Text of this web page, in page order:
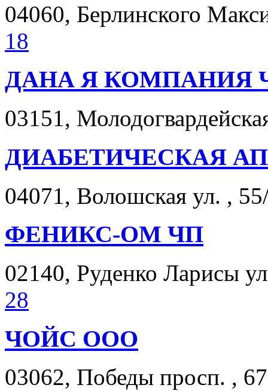
04060, Берлинского
18
ДАНА Я КОМПАНИЯ
03151,
ДИАБЕТИЧЕСКАЯ
04071, Волошская ул. ,
ФЕНИКС-ОМ ЧП
02140, Руденко Ларисы
28
ЧОЙС ООО
03062, Победы просп. ,